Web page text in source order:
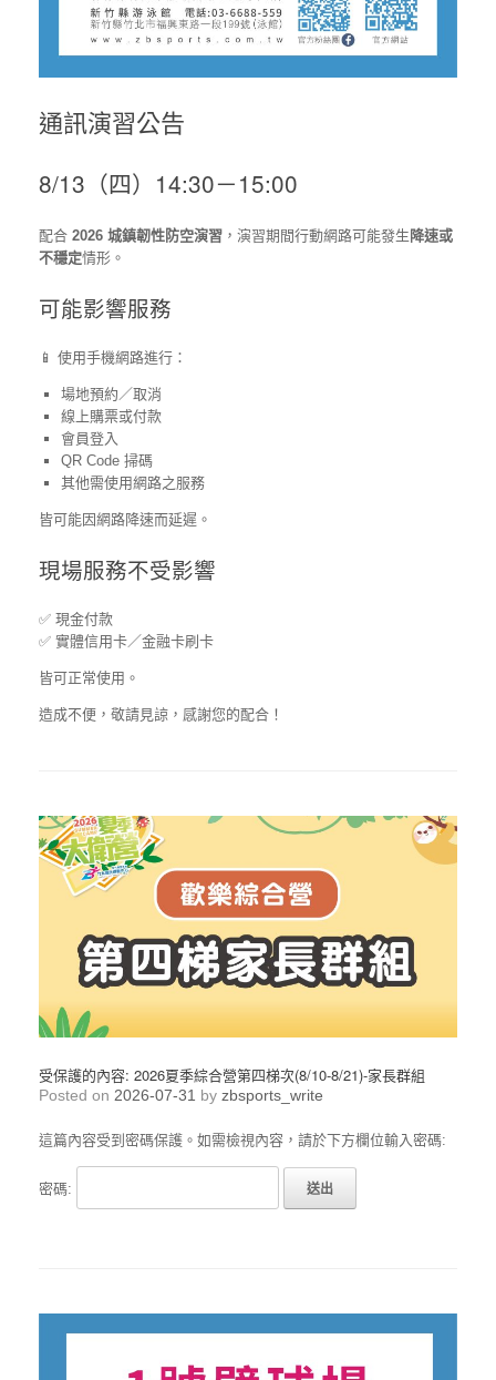
通訊演習公告
8/13（四）14:30－15:00
配合 2026 城鎮韌性防空演習 ，演習期間行動網路可能發生 降速或
不穩定情形。
可能影響服務
📱 使用手機網路進行：
場地預約／取消
線上購票或付款
會員登入
QR Code 掃碼
其他需使用網路之服務
皆可能因網路降速而延遲。
現場服務不受影響
✅ 現金付款
✅ 實體信用卡／金融卡刷卡
皆可正常使用。
造成不便，敬請見諒，感謝您的配合！
受保護的內容: 2026夏季綜合營第四梯次(8/10-8/21)-家長群組
Posted on 2026-07-31 by zbsports_write
這篇內容受到密碼保護。如需檢視內容，請於下方欄位輸入密碼:
密碼: